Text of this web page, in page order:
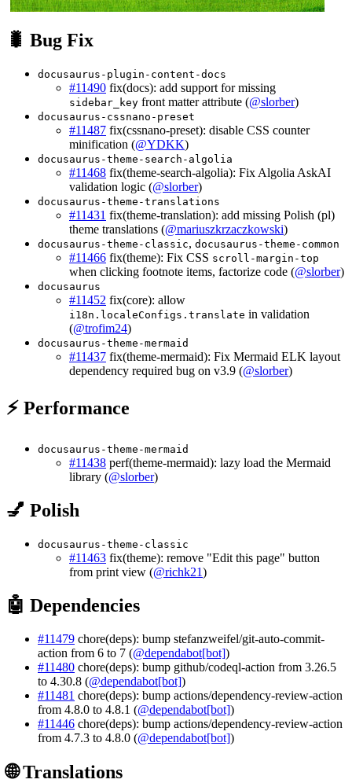
🐛 Bug Fix
docusaurus-plugin-content-docs
#11490 fix(docs): add support for missing
sidebar_key front matter attribute (@slorber)
docusaurus-cssnano-preset
#11487 fix(cssnano-preset): disable CSS counter
minification (@YDKK)
docusaurus-theme-search-algolia
#11468 fix(theme-search-algolia): Fix Algolia AskAI
validation logic (@slorber)
docusaurus-theme-translations
#11431 fix(theme-translation): add missing Polish (pl)
theme translations (@mariuszkrzaczkowski)
docusaurus-theme-classic, docusaurus-theme-common
#11466 fix(theme): Fix CSS scroll-margin-top
when clicking footnote items, factorize code (@slorber)
docusaurus
#11452 fix(core): allow
i18n.localeConfigs.translate in validation
(@trofim24)
docusaurus-theme-mermaid
#11437 fix(theme-mermaid): Fix Mermaid ELK layout
dependency required bug on v3.9 (@slorber)
⚡ Performance
docusaurus-theme-mermaid
#11438 perf(theme-mermaid): lazy load the Mermaid
library (@slorber)
💅 Polish
docusaurus-theme-classic
#11463 fix(theme): remove "Edit this page" button
from print view (@richk21)
🤖 Dependencies
#11479 chore(deps): bump stefanzweifel/git-auto-commit-
action from 6 to 7 (@dependabot[bot])
#11480 chore(deps): bump github/codeql-action from 3.26.5
to 4.30.8 (@dependabot[bot])
#11481 chore(deps): bump actions/dependency-review-action
from 4.8.0 to 4.8.1 (@dependabot[bot])
#11446 chore(deps): bump actions/dependency-review-action
from 4.7.3 to 4.8.0 (@dependabot[bot])
🌐 Translations